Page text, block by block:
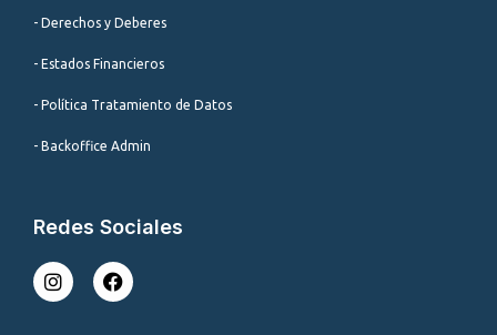
- Derechos y Deberes
- Estados Financieros
- Política Tratamiento de Datos
- Backoffice Admin
Redes Sociales
I
n
F
a